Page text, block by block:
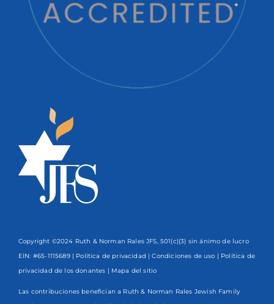
Copyright ©2024 Ruth & Norman Rales JFS, 501(c)(3) sin ánimo de lucro
EIN: #65-1115689 | Política de privacidad |Condiciones de uso | Política de
privacidad de los donantes | Mapa del sitio
Las contribuciones benefician a Ruth & Norman Rales Jewish Family